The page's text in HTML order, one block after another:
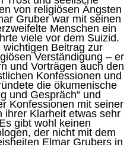
von religiösen Ängsten
Gruber war mit seinen
Menschen ein
viele vor dem Suizid.
Beitrag zur
Verständigung – er
und Vorträgen auch den
Konfessionen und
die ökumenische
und Gespräch“ und
Konfessionen mit seiner
ihrer Klarheit etwas sehr
gibt wohl keinen
der nicht mit dem
Elmar Grubers in